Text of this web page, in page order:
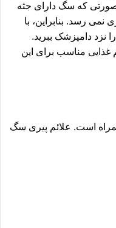
صورتی که سگ دارای جثه
سن پیری نمی رسد. بنابراین، با
نزد دامپزشک ببرید.
مناسب برای این
همراه است. علائم پیری سگ